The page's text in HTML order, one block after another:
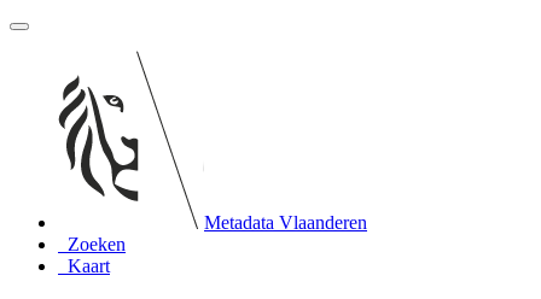
Metadata Vlaanderen
Zoeken
Kaart